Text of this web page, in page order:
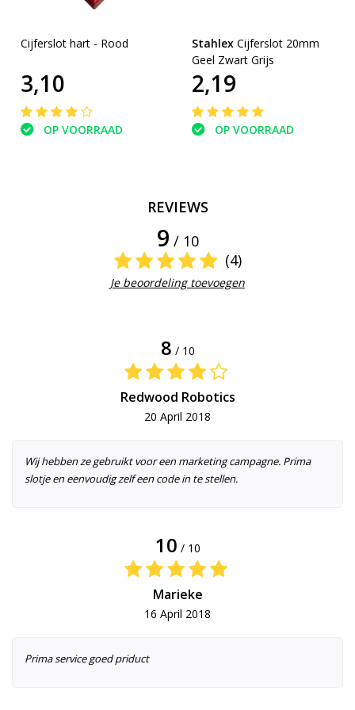
Cijferslot hart - Rood
3,10
OP VOORRAAD
Stahlex Cijferslot 20mm
Geel Zwart Grijs
2,19
OP VOORRAAD
REVIEWS
9 / 10
(4)
Je beoordeling toevoegen
8 / 10
Redwood Robotics
20 April 2018
Wij hebben ze gebruikt voor een marketing campagne. Prima
slotje en eenvoudig zelf een code in te stellen.
10 / 10
Marieke
16 April 2018
Prima service goed priduct